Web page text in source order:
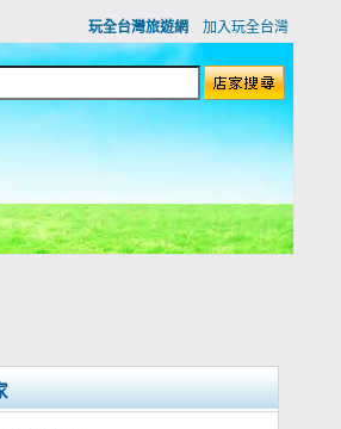
玩全台灣旅遊網 加入玩全台灣